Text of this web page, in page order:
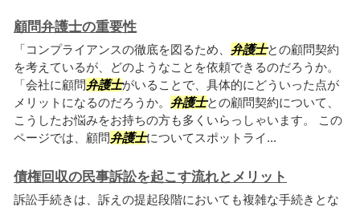
顧問弁護士の重要性
「コンプライアンスの徹底を図るため、 弁護士との顧問契約
を考えているが、どのようなことを依頼できるのだろうか。
「会社に顧問弁護士がいることで、具体的にどういった点が
メリットになるのだろうか。 弁護士との顧問契約について、
こうしたお悩みをお持ちの方も多くいらっしゃいます。 この
ページでは、顧問弁護士についてスポットライ...
債権回収の民事訴訟を起こす流れとメリット
訴訟手続きは、訴えの提起段階においても複雑な手続きとな